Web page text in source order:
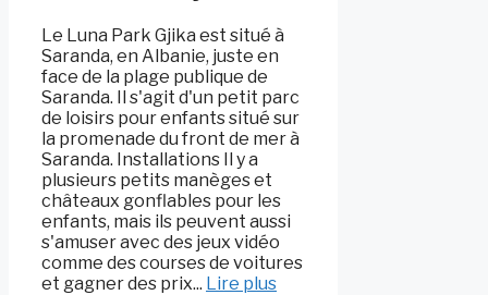
Le Luna Park Gjika est situé à
Saranda, en Albanie, juste en
face de la plage publique de
Saranda. Il s'agit d'un petit parc
de loisirs pour enfants situé sur
la promenade du front de mer à
Saranda. Installations Il y a
plusieurs petits manèges et
châteaux gonflables pour les
enfants, mais ils peuvent aussi
s'amuser avec des jeux vidéo
comme des courses de voitures
et gagner des prix... Lire plus